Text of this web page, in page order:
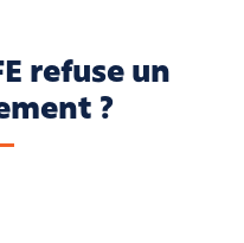
refuse un
?